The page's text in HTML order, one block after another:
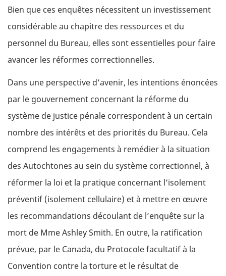
Bien que ces enquêtes nécessitent un investissement
considérable au chapitre des ressources et du
personnel du Bureau, elles sont essentielles pour faire
avancer les réformes correctionnelles.
Dans une perspective d’avenir, les intentions énoncées
par le gouvernement concernant la réforme du
système de justice pénale correspondent à un certain
nombre des intérêts et des priorités du Bureau. Cela
comprend les engagements à remédier à la situation
des Autochtones au sein du système correctionnel, à
réformer la loi et la pratique concernant l’isolement
préventif (isolement cellulaire) et à mettre en œuvre
les recommandations découlant de l’enquête sur la
mort de Mme Ashley Smith. En outre, la ratification
prévue, par le Canada, du Protocole facultatif à la
Convention contre la torture et le résultat de